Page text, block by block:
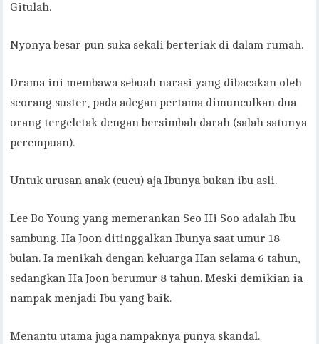
Gitulah.
Nyonya besar pun suka sekali berteriak di dalam rumah.
Drama ini membawa sebuah narasi yang dibacakan oleh
seorang suster, pada adegan pertama dimunculkan dua
orang tergeletak dengan bersimbah darah (salah satunya
perempuan).
Untuk urusan anak (cucu) aja Ibunya bukan ibu asli.
Lee Bo Young yang memerankan Seo Hi Soo adalah Ibu
sambung. Ha Joon ditinggalkan Ibunya saat umur 18
bulan. Ia menikah dengan keluarga Han selama 6 tahun,
sedangkan Ha Joon berumur 8 tahun. Meski demikian ia
nampak menjadi Ibu yang baik.
Menantu utama juga nampaknya punya skandal.